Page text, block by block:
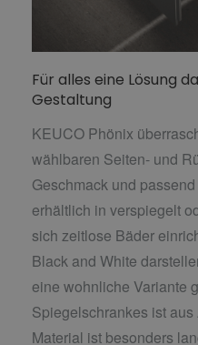
Für alles eine Lösung
Gestaltung
KEUCO Phönix
wählbaren Seiten- und
Geschmack und
erhältlich in verspiegelt
sich zeitlose Bäder
Black and White
eine wohnliche Variante
Spiegelschrankes ist
Material ist besonders